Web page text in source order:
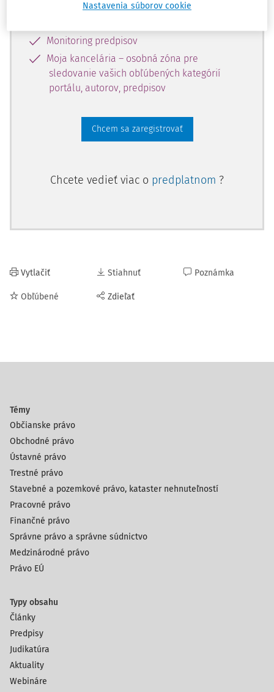
Monitoring predpisov
Moja kancelária – osobná zóna pre
sledovanie vašich obľúbených kategórií
portálu, autorov, predpisov
Chcem sa zaregistrovať
Chcete vedieť viac o predplatnom ?
Vytlačiť
Obľúbené
Stiahnuť
Zdieľať
Poznámka
Témy
Občianske právo
Obchodné právo
Ústavné právo
Trestné právo
Stavebné a pozemkové právo, kataster nehnuteľností
Pracovné právo
Finančné právo
Správne právo a správne súdnictvo
Medzinárodné právo
Právo EÚ
Typy obsahu
Články
Predpisy
Judikatúra
Aktuality
Webináre
Nastavenia súborov cookie